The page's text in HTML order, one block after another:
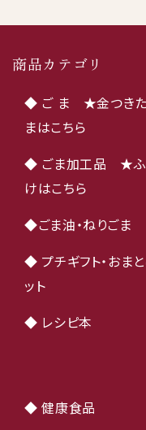
商品カテゴリ
◆ ご ま ★金つき
まはこちら
◆ ごま加工品 ★ふ
けはこちら
◆ごま油・ねりごま
◆ プチギフト・おま
ット
◆ レシピ本
◆ 健康食品